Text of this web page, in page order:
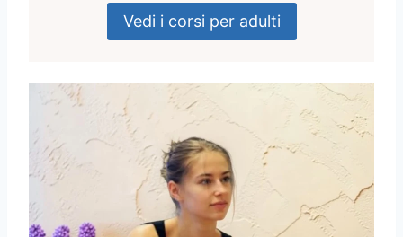
Vedi i corsi per adulti